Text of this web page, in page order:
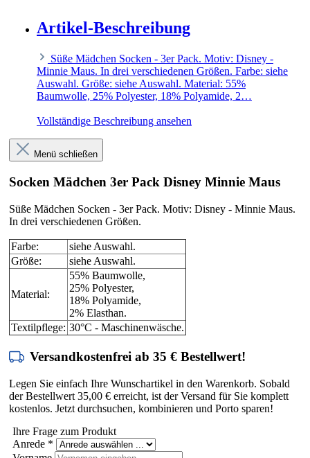
Artikel-Beschreibung
Süße Mädchen Socken - 3er Pack. Motiv: Disney -
Minnie Maus. In drei verschiedenen Größen. Farbe: siehe
Auswahl. Größe: siehe Auswahl. Material: 55%
Baumwolle, 25% Polyester, 18% Polyamide, 2…
Vollständige Beschreibung ansehen
Menü schließen
Socken Mädchen 3er Pack Disney Minnie Maus
Süße Mädchen Socken - 3er Pack. Motiv: Disney - Minnie Maus.
In drei verschiedenen Größen.
Farbe:
siehe Auswahl.
Größe:
siehe Auswahl.
Material:
55% Baumwolle,
25% Polyester,
18% Polyamide,
2% Elasthan.
Textilpflege: 30°C - Maschinenwäsche.
Versandkostenfrei ab 35 € Bestellwert!
Legen Sie einfach Ihre Wunschartikel in den Warenkorb. Sobald
der Bestellwert 35,00 € erreicht, ist der Versand für Sie komplett
kostenlos. Jetzt durchsuchen, kombinieren und Porto sparen!
Ihre Frage zum Produkt
Anrede *